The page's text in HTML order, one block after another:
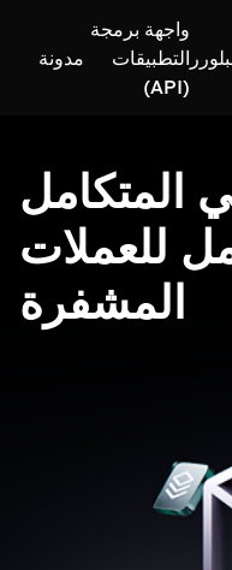
واجهة برمجة
التطبيقات
(API)
مدونة
المتكامل
للعملات
المشفرة